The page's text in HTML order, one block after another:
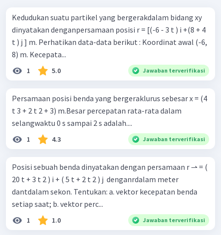
Kedudukan suatu partikel yang bergerakdalam bidang xy
dinyatakan denganpersamaan posisi r = [(-6 - 3 t ) i +(8 + 4
t ) j ] m. Perhatikan data-data berikut : Koordinat awal (-6,
8) m. Kecepata...
1 5.0 Jawaban terverifikasi
Persamaan posisi benda yang bergeraklurus sebesar x = (4
t 3 + 2 t 2 + 3) m.Besar percepatan rata-rata dalam
selangwaktu 0 s sampai 2 s adalah....
1 4.3 Jawaban terverifikasi
Posisi sebuah benda dinyatakan dengan persamaan r ⇀ = (
20 t + 3 t 2 ) i + ( 5 t + 2 t 2 ) j ​ denganrdalam meter
dantdalam sekon. Tentukan: a. vektor kecepatan benda
setiap saat; b. vektor perc...
1 1.0 Jawaban terverifikasi